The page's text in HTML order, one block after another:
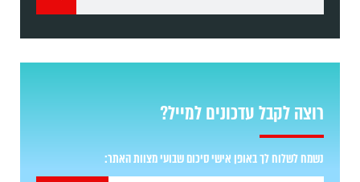
רוצה לקבל עדכונים למייל?
נשמח לשלוח לך באופן אישי סיכום שבועי מצוות האתר: